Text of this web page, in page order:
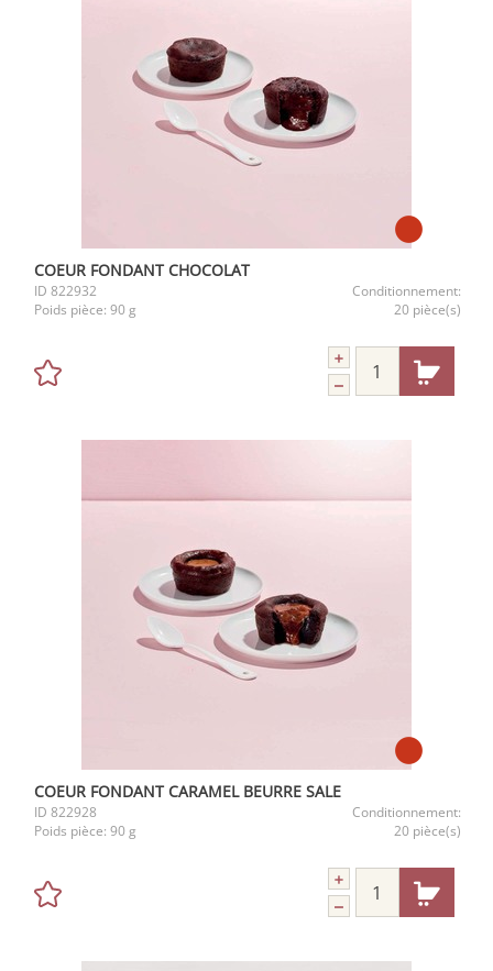
COEUR FONDANT CHOCOLAT
ID 822932
Conditionnement:
Poids pièce: 90 g 20 pièce(s)
COEUR FONDANT CARAMEL BEURRE SALE
ID 822928
Conditionnement:
Poids pièce: 90 g 20 pièce(s)